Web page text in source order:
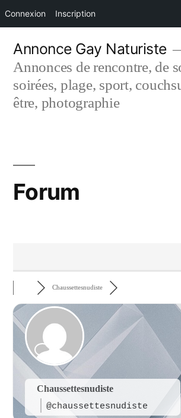
Connexion Inscription
contenu
Annonce Gay Naturiste
Annonces de rencontre, de
soirées, plage, sport,
être, photographie
Forum
Chaussettesnudiste
Chaussettesnudiste
@chaussettesnudiste